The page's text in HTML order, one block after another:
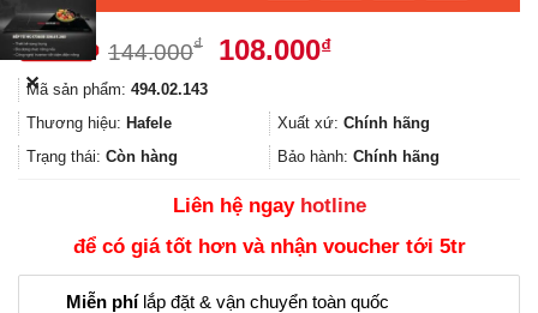
144.000₫
Giá
144.000₫.
108.000₫Giá
là:
108.000₫.
Mã sản phẩm: 494.02.143
Thương hiệu: Hafele Xuất xứ: Chính hãng
Trạng thái: Còn hàng Bảo hành: Chính hãng
Liên hệ ngay hotline
để có giá tốt hơn và nhận voucher tới 5tr
Miễn phílắp đặt & vận chuyển toàn quốc
✕